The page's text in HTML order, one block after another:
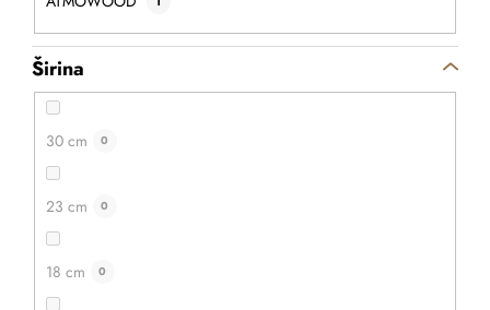
Širina
30 cm 0
23 cm 0
18 cm 0